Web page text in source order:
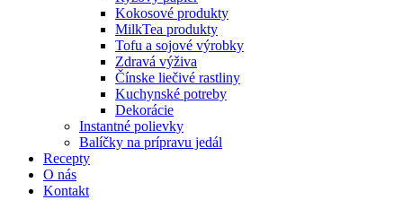
Kokosové produkty
MilkTea produkty
Tofu a sojové výrobky
Zdravá výživa
Čínske liečivé rastliny
Kuchynské potreby
Dekorácie
Instantné polievky
Balíčky na prípravu jedál
Recepty
O nás
Kontakt